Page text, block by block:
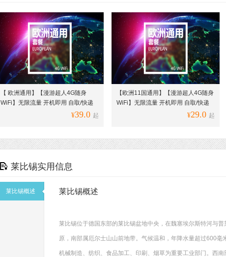
【 欧洲通用】【漫游超人4G随身
WiFi】无限流量 开机即用 自取/快递
¥39.0 起
【欧洲11国通用】【漫游超人4G随身
WiFi】无限流量 开机即用 自取/快递
¥29.0 起
莱比锡实用信息
莱比锡概述 莱比锡概述
莱比锡位于德国东部的莱比锡盆地中央，在魏塞埃尔斯特河与
原，南部属厄尔士山山前地带。气候温和，年降水量超过600
机械制造、纺织、食品加工、印刷、烟草为重要工业部门。西